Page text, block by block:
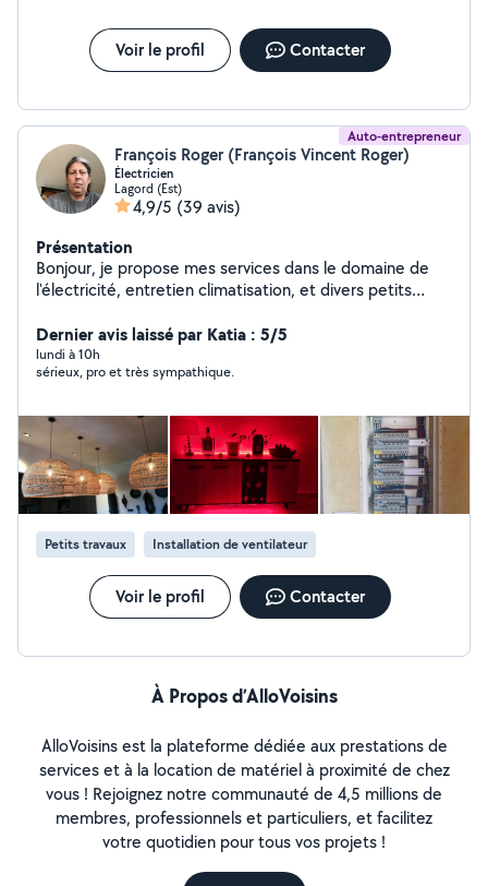
Voir le profil Contacter
Auto-entrepreneur
François Roger (François Vincent Roger)
Électricien
Lagord (Est)
4,9/5 (39 avis)
Présentation
Bonjour, je propose mes services dans le domaine de
l'électricité, entretien climatisation, et divers petits
Dernier avis laissé par Katia : 5/5
lundi à 10h
sérieux, pro et très sympathique.
Petits travaux Installation de ventilateur
Voir le profil Contacter
À Propos d’AlloVoisins
AlloVoisins est la plateforme dédiée aux prestations de
services et à la location de matériel à proximité de chez
vous ! Rejoignez notre communauté de 4,5 millions de
membres, professionnels et particuliers, et facilitez
votre quotidien pour tous vos projets !